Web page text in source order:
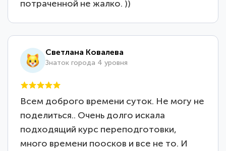
потраченной не жалко. ))
Светлана Ковалева
Знаток города 4 уровня
Всем доброго времени суток. Не могу не
поделиться.. Очень долго искала
подходящий курс переподготовки,
много времени поосков и все не то. И